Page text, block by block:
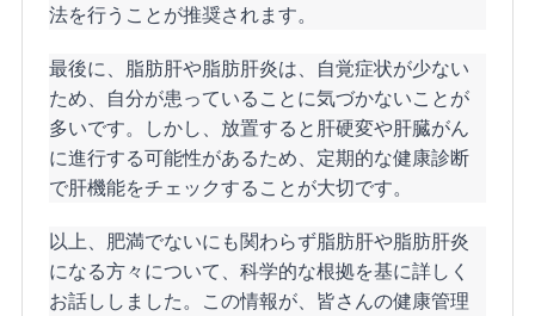
法を行うことが推奨されます。
最後に、脂肪肝や脂肪肝炎は、自覚症状が少ない
ため、自分が患っていることに気づかないことが
多いです。しかし、放置すると肝硬変や肝臓がん
に進行する可能性があるため、定期的な健康診断
で肝機能をチェックすることが大切です。
以上、肥満でないにも関わらず脂肪肝や脂肪肝炎
になる方々について、科学的な根拠を基に詳しく
お話ししました。この情報が、皆さんの健康管理